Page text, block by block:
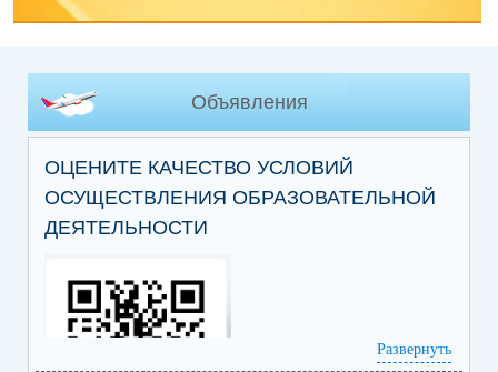
Объявления
ОЦЕНИТЕ КАЧЕСТВО УСЛОВИЙ
ОСУЩЕСТВЛЕНИЯ ОБРАЗОВАТЕЛЬНОЙ
ДЕЯТЕЛЬНОСТИ
Развернуть